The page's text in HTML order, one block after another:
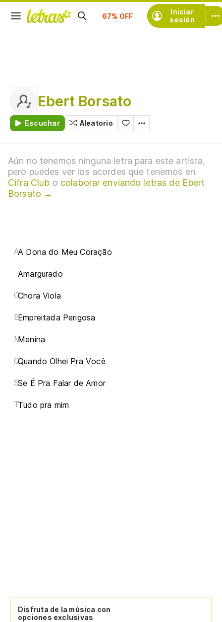
Iniciar
sesión
Ebert Borsato
Escuchar Aleatorio
Aún no tenemos ninguna letra para este artista,
pero puedes ver los acordes que tenemos en
Cifra Club o colaborar enviando letras de Ebert
Borsato →
AA Dona do Meu Coração
Amargurado
CChora Viola
EEmpreitada Perigosa
MMenina
QQuando Olhei Pra Você
SSe É Pra Falar de Amor
TTudo pra mim
Disfruta de la música con
opciones exclusivas